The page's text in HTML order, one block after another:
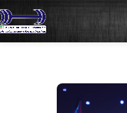
نقره بگیرم